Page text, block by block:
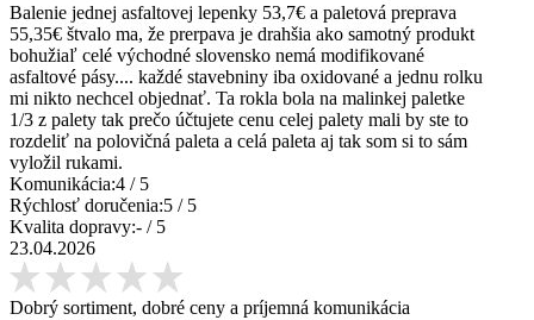
Balenie jednej asfaltovej lepenky 53,7€ a paletová preprava
55,35€ štvalo ma, že prerpava je drahšia ako samotný produkt
bohužiaľ celé východné slovensko nemá modifikované
asfaltové pásy.... každé stavebniny iba oxidované a jednu rolku
mi nikto nechcel objednať. Ta rokla bola na malinkej paletke
1/3 z palety tak prečo účtujete cenu celej palety mali by ste to
rozdeliť na polovičná paleta a celá paleta aj tak som si to sám
vyložil rukami.
Komunikácia:4 / 5
Rýchlosť doručenia:5 / 5
Kvalita dopravy:- / 5
23.04.2026
Dobrý sortiment, dobré ceny a príjemná komunikácia